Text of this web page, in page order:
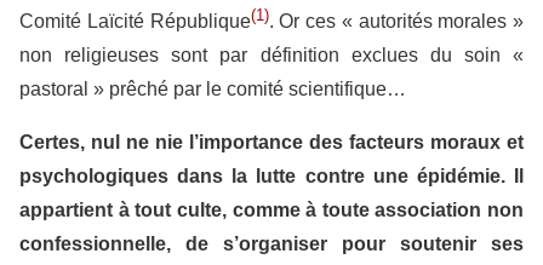
Comité Laïcité République(1). Or ces « autorités morales »
non religieuses sont par définition exclues du soin «
pastoral » prêché par le comité scientifique…
Certes, nul ne nie l’importance des facteurs moraux et
psychologiques dans la lutte contre une épidémie. Il
appartient à tout culte, comme à toute association non
confessionnelle, de s’organiser pour soutenir ses